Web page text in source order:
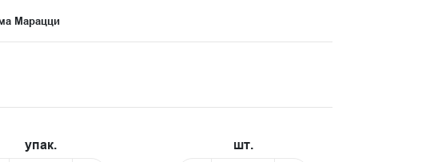
Марацци
упак.
шт.